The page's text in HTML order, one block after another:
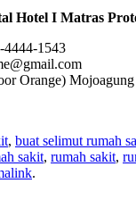
Hotel I Matras
1543
Orange)
, buat selimut rumah
sakit, rumah sakit,
.